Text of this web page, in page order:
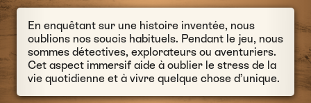
En enquêtant sur une histoire inventée, nous
oublions nos soucis habituels. Pendant le jeu, nous
sommes détectives, explorateurs ou aventuriers.
Cet aspect immersif aide à oublier le stress de la
vie quotidienne et à vivre quelque chose d’unique.